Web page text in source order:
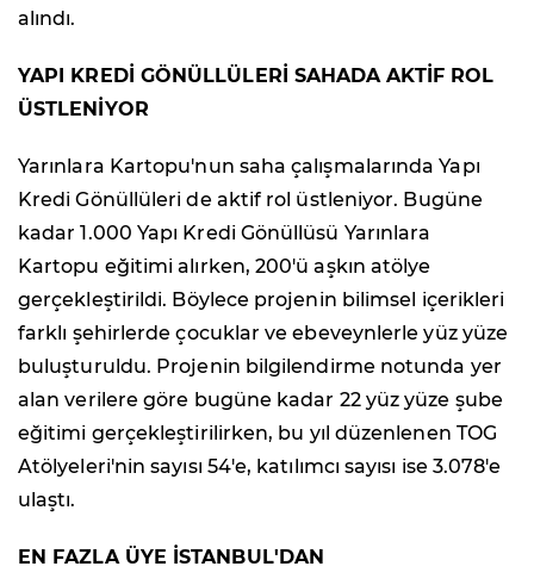
alındı.
YAPI KREDİ GÖNÜLLÜLERİ SAHADA AKTİF ROL
ÜSTLENİYOR
Yarınlara Kartopu'nun saha çalışmalarında Yapı
Kredi Gönüllüleri de aktif rol üstleniyor. Bugüne
kadar 1.000 Yapı Kredi Gönüllüsü Yarınlara
Kartopu eğitimi alırken, 200'ü aşkın atölye
gerçekleştirildi. Böylece projenin bilimsel içerikleri
farklı şehirlerde çocuklar ve ebeveynlerle yüz yüze
buluşturuldu. Projenin bilgilendirme notunda yer
alan verilere göre bugüne kadar 22 yüz yüze şube
eğitimi gerçekleştirilirken, bu yıl düzenlenen TOG
Atölyeleri'nin sayısı 54'e, katılımcı sayısı ise 3.078'e
ulaştı.
EN FAZLA ÜYE İSTANBUL'DAN